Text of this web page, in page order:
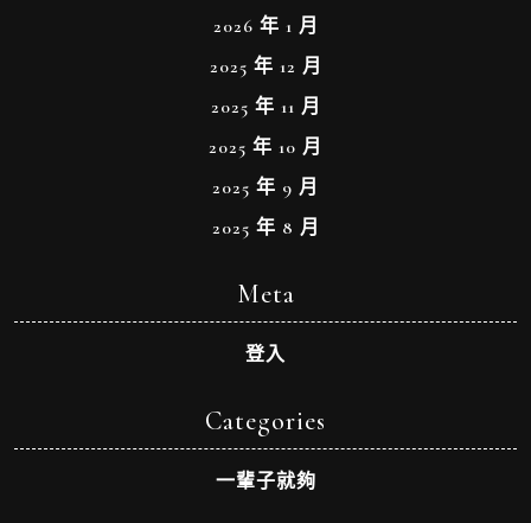
2026 年 1 月
2025 年 12 月
2025 年 11 月
2025 年 10 月
2025 年 9 月
2025 年 8 月
Meta
登入
Categories
一輩子就夠